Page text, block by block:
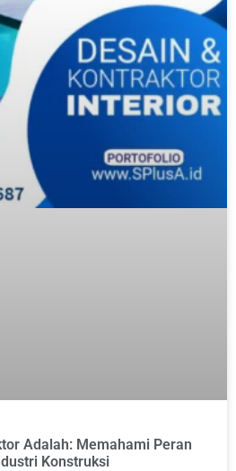
Adalah: Memahami Peran
Konstruksi